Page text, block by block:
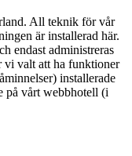
All teknik för vår
är installerad här.
endast administreras
vi valt att ha funktioner
installerade
på vårt webbhotell (i